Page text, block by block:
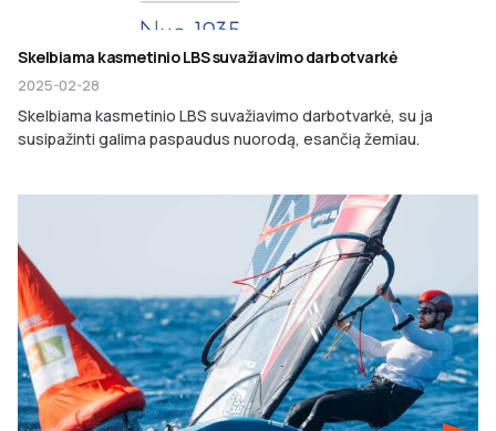
Skelbiama kasmetinio LBS suvažiavimo darbotvarkė
2025-02-28
Skelbiama kasmetinio LBS suvažiavimo darbotvarkė, su ja
susipažinti galima paspaudus nuorodą, esančią žemiau.